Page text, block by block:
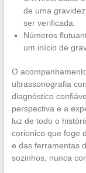
de uma
ser verificada.
Números
um início de
O
ultrassonografia
diagnóstico
perspectiva e a
luz de todo o
corionico que foge
e das ferramentas
sozinhos, nunca